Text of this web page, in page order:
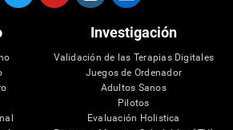
Investigación
Validación de las Terapias Digitales
Juegos de Ordenador
Adultos Sanos
Pilotos
Evaluación Holistica